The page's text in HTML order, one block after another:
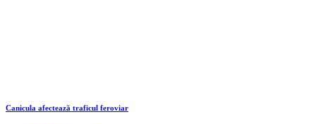
Canicula afectează traficul feroviar